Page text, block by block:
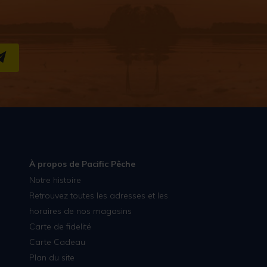
S''INSCRIRE
À propos de Pacific Pêche
Notre histoire
Retrouvez toutes les adresses et les
horaires de nos magasins
Carte de fidelité
Carte Cadeau
Plan du site